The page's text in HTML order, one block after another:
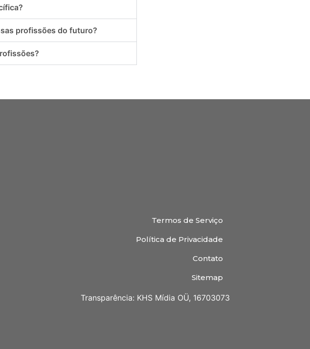
profissões do futuro?
Termos de Serviço
Política de Privacidade
Contato
Sitemap
Transparência: KHS Mídia OÜ, 16703073